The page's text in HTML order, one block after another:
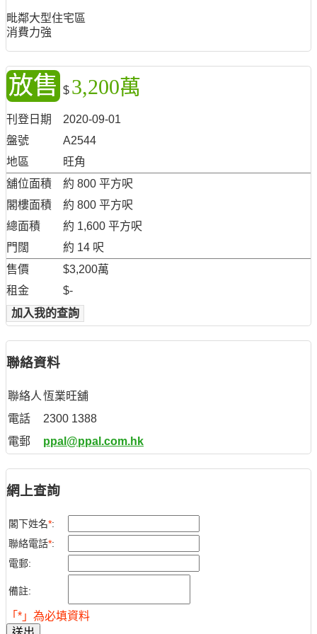
毗鄰大型住宅區
消費力強
放售 $ 3,200萬
刊登日期
2020-09-01
盤號
A2544
地區
旺角
舖位面積
約 800 平方呎
閣樓面積
約 800 平方呎
總面積
約 1,600 平方呎
門闊
約 14 呎
售價
$3,200萬
租金
$-
加入我的查詢
聯絡資料
聯絡人 恆業旺舖
電話
2300 1388
電郵
ppal@ppal.com.hk
網上查詢
閣下姓名*:
聯絡電話*:
電郵:
備註:
「*」為必填資料